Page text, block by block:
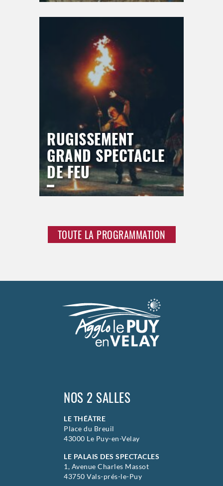
Samedi19 septembre 2026
Hors saison
RUGISSEMENT
GRAND SPECTACLE
DE FEU
21h00
Vendredi 18 septembre 2026
TOUTE LA PROGRAMMATION
NOS 2 SALLES
LE THÉÂTRE
Place du Breuil
43000 Le Puy-en-Velay
LE PALAIS DES SPECTACLES
1, Avenue Charles Massot
43750 Vals-prés-le-Puy